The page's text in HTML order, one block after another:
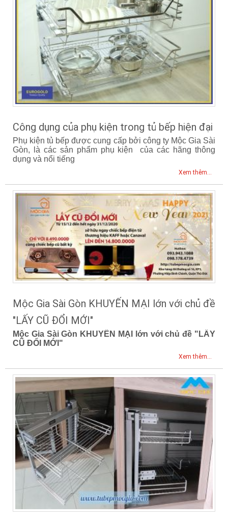
Công dụng của phụ kiện trong tủ bếp hiện đại
Phụ kiện tủ bếp được cung cấp bởi công ty Mộc Gia Sài
Gòn, là các sản phẩm phụ kiện của các hãng thông
dụng và nổi tiếng
Xem thêm...
Mộc Gia Sài Gòn KHUYẾN MẠI lớn với chủ đề
"LẤY CŨ ĐỔI MỚI"
Mộc Gia Sài Gòn KHUYẾN MẠI lớn với chủ đề "LẤY
CŨ ĐỔI MỚI"
Xem thêm...